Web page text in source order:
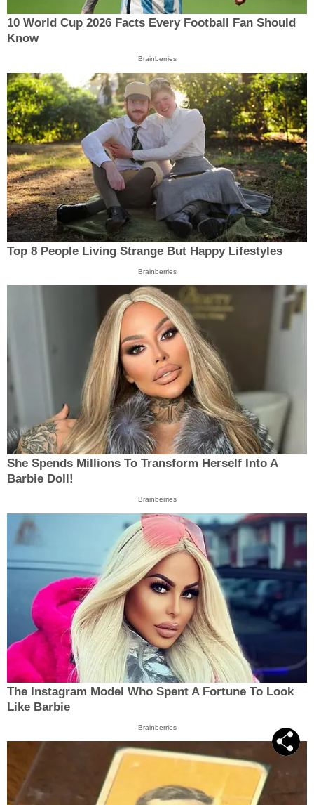
10 World Cup 2026 Facts Every Football Fan Should
Know
Brainberries
Top 8 People Living Strange But Happy Lifestyles
Brainberries
She Spends Millions To Transform Herself Into A
Barbie Doll!
Brainberries
The Instagram Model Who Spent A Fortune To Look
Like Barbie
Brainberries